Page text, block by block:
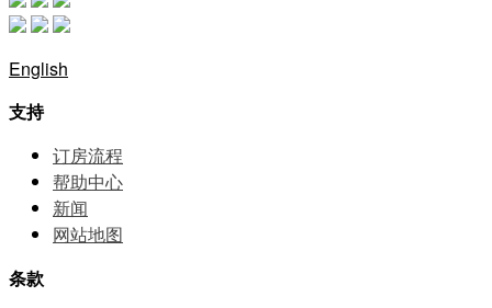
English
支持
订房流程
帮助中⼼
新闻
网站地图
条款